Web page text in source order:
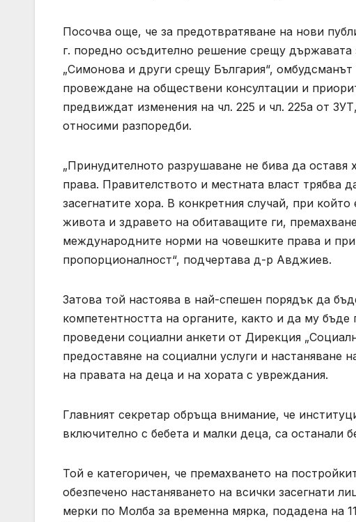
Посочва още, че за предотвратяване на нови
г. поредно осъдително решение срещу
„Симонова и други срещу България“,
провеждане на обществени консултации и
предвиждат изменения на чл. 225 и чл. 225а от
относими разпоредби.
„Принудителното разрушаване не бива да
права. Правителството и местната власт трябва
засегнатите хора. В конкретния случай, при
живота и здравето на обитаващите ги,
международните норми на човешките права и
пропорционалност“, подчертава д-р Авджиев.
Затова той настоява в най-спешен порядък да
компетентността на органите, както и да му
проведени социални анкети от Дирекция
предоставяне на социални услуги и настаняване
на правата на деца и на хората с увреждания.
Главният секретар обръща внимание, че
включително с бебета и малки деца, са останали
Той е категоричен, че премахването на
обезпечено настаняването на всички засегнати
мерки по Молба за временна мярка, подадена на